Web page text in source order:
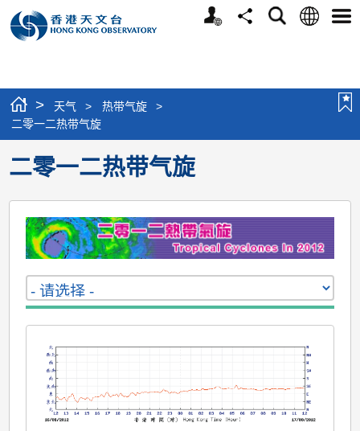
个
分
搜
语
选
> 天气 > 热带气旋
>
二零一二热带气旋
二零一二热带气旋